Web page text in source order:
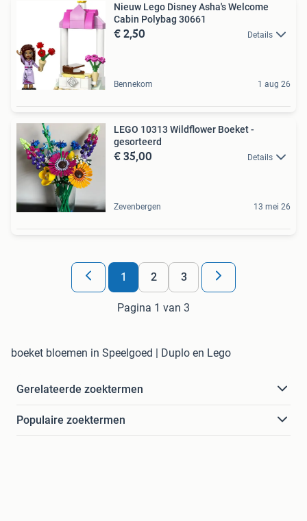
Nieuw Lego Disney Asha's Welcome
Cabin Polybag 30661
€ 2,50 Details
Bennekom 1 aug 26
LEGO 10313 Wildflower Boeket -
gesorteerd
€ 35,00 Details
Zevenbergen 13 mei 26
1 2 3
Pagina 1 van 3
boeket bloemen in Speelgoed | Duplo en Lego
Gerelateerde zoektermen
Populaire zoektermen